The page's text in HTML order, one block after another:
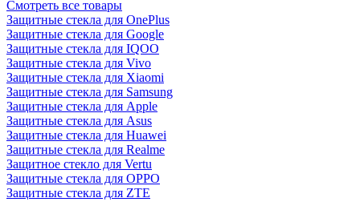
Смотреть все товары
Защитные стекла для OnePlus
Защитные стекла для Google
Защитные стекла для IQOO
Защитные стекла для Vivo
Защитные стекла для Xiaomi
Защитные стекла для Samsung
Защитные стекла для Apple
Защитные стекла для Asus
Защитные стекла для Huawei
Защитные стекла для Realme
Защитное стекло для Vertu
Защитные стекла для OPPO
Защитные стекла для ZTE